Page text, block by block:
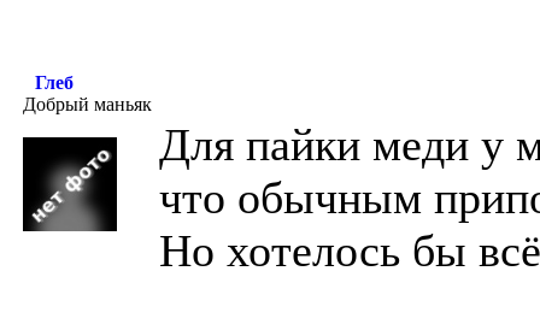
Глеб
Добрый маньяк
Для пайки меди у
что обычным
Но хотелось бы